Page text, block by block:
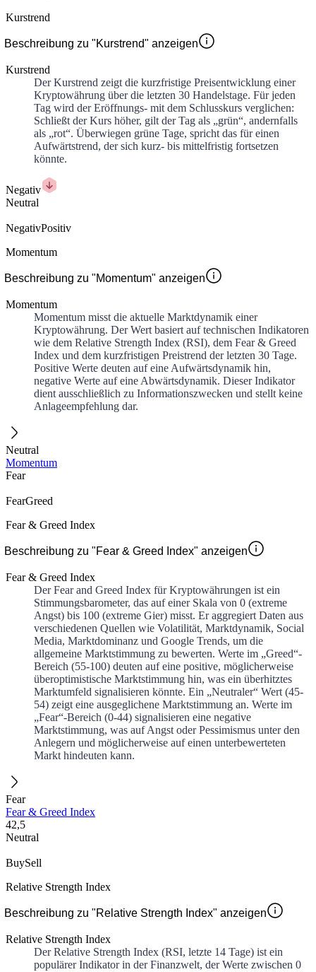
Kurstrend
Beschreibung zu "Kurstrend" anzeigen
Kurstrend
Der Kurstrend zeigt die kurzfristige Preisentwicklung einer
Kryptowährung über die letzten 30 Handelstage. Für jeden
Tag wird der Eröffnungs- mit dem Schlusskurs verglichen:
Schließt der Kurs höher, gilt der Tag als „grün“, andernfalls
als „rot“. Überwiegen grüne Tage, spricht das für einen
Aufwärtstrend, der sich kurz- bis mittelfristig fortsetzen
könnte.
Negativ
Neutral
NegativPositiv
Momentum
Beschreibung zu "Momentum" anzeigen
Momentum
Momentum misst die aktuelle Marktdynamik einer
Kryptowährung. Der Wert basiert auf technischen Indikatoren
wie dem Relative Strength Index (RSI), dem Fear & Greed
Index und dem kurzfristigen Preistrend der letzten 30 Tage.
Positive Werte deuten auf eine Aufwärtsdynamik hin,
negative Werte auf eine Abwärtsdynamik. Dieser Indikator
dient ausschließlich zu Informationszwecken und stellt keine
Anlageempfehlung dar.
Neutral
Momentum
Fear
FearGreed
Fear & Greed Index
Beschreibung zu "Fear & Greed Index" anzeigen
Fear & Greed Index
Der Fear and Greed Index für Kryptowährungen ist ein
Stimmungsbarometer, das auf einer Skala von 0 (extreme
Angst) bis 100 (extreme Gier) misst. Er aggregiert Daten aus
verschiedenen Quellen wie Volatilität, Marktdynamik, Social
Media, Marktdominanz und Google Trends, um die
allgemeine Marktstimmung zu bewerten. Werte im „Greed“-
Bereich (55-100) deuten auf eine positive, möglicherweise
überoptimistische Marktstimmung hin, was ein überhitztes
Marktumfeld signalisieren könnte. Ein „Neutraler“ Wert (45-
54) zeigt eine ausgeglichene Marktstimmung an. Werte im
„Fear“-Bereich (0-44) signalisieren eine negative
Marktstimmung, was auf Angst oder Pessimismus unter den
Anlegern und möglicherweise auf einen unterbewerteten
Markt hindeuten kann.
Fear
Fear & Greed Index
42,5
Neutral
BuySell
Relative Strength Index
Beschreibung zu "Relative Strength Index" anzeigen
Relative Strength Index
Der Relative Strength Index (RSI, letzte 14 Tage) ist ein
populärer Indikator in der Finanzwelt, der Werte zwischen 0